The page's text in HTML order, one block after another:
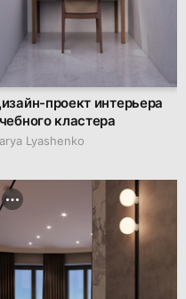
проект интерьера
кластера
Lyashenko